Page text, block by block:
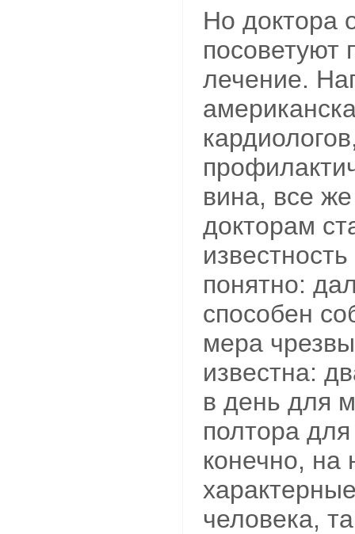
Но доктора
посоветуют
лечение.
вина, все
докторам
понятно:
способен
мера
известна:
в день для
полтора
конечно, на
человека,